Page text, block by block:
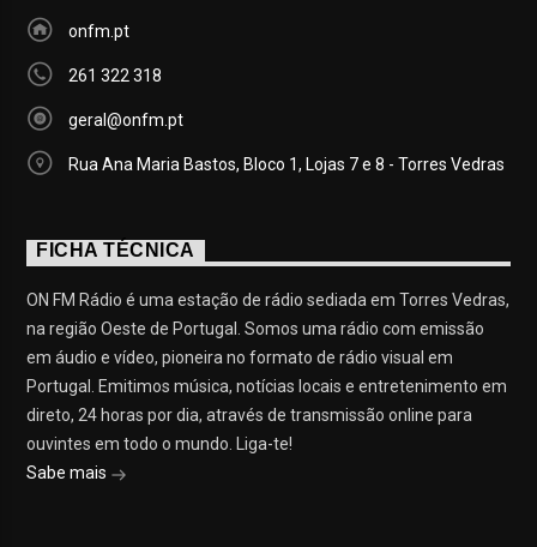
onfm.pt
261 322 318
geral@onfm.pt
Rua Ana Maria Bastos, Bloco 1, Lojas 7 e 8 - Torres Vedras
FICHA TÉCNICA
ON FM Rádio é uma estação de rádio sediada em Torres Vedras,
na região Oeste de Portugal. Somos uma rádio com emissão
em áudio e vídeo, pioneira no formato de rádio visual em
Portugal. Emitimos música, notícias locais e entretenimento em
direto, 24 horas por dia, através de transmissão online para
ouvintes em todo o mundo. Liga-te!
Sabe mais